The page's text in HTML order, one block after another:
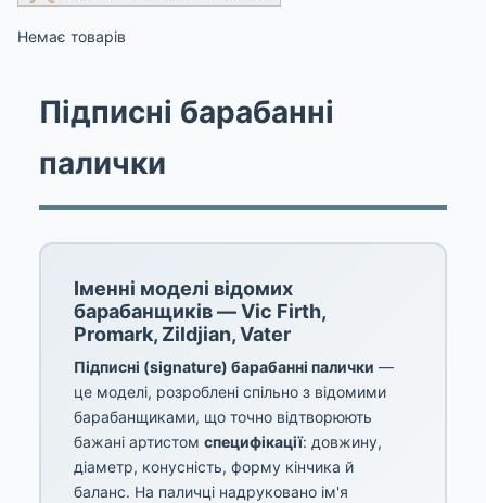
Немає товарів
Підписні барабанні
палички
Іменні моделі відомих
барабанщиків — Vic Firth,
Promark, Zildjian, Vater
Підписні (signature) барабанні палички —
це моделі, розроблені спільно з відомими
барабанщиками, що точно відтворюють
бажані артистом специфікації: довжину,
діаметр, конусність, форму кінчика й
баланс. На паличці надруковано ім'я